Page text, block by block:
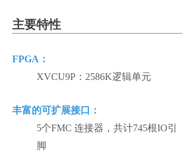
主要特性
FPGA：
XVCU9P：2586K逻辑单元
丰富的可扩展接口：
5个FMC 连接器，共计745根IO引
脚